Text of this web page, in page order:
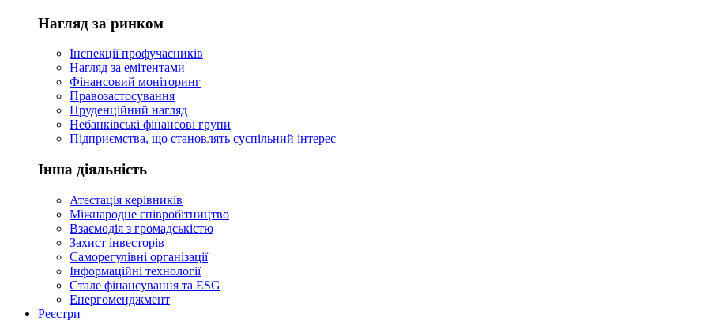
Нагляд за ринком
Інспекції профучасників
Нагляд за емітентами
Фінансовий моніторинг
Правозастосування
Пруденційний нагляд
Небанківські фінансові групи
Підприємства, що становлять суспільний інтерес
Інша діяльність
Атестація керівників
Міжнародне співробітництво
Взаємодія з громадськістю
Захист інвесторів
Саморегулівні організації
Інформаційні технології
Стале фінансування та ESG
Енергоменджмент
Реєстри